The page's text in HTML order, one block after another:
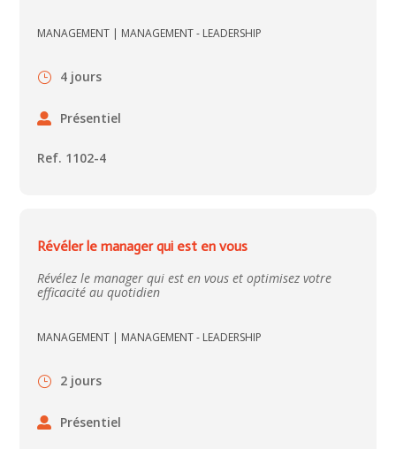
MANAGEMENT | MANAGEMENT - LEADERSHIP
4 jours
Présentiel
Ref. 1102-4
Révéler le manager qui est en vous
Révélez le manager qui est en vous et optimisez votre
efficacité au quotidien
MANAGEMENT | MANAGEMENT - LEADERSHIP
2 jours
Présentiel